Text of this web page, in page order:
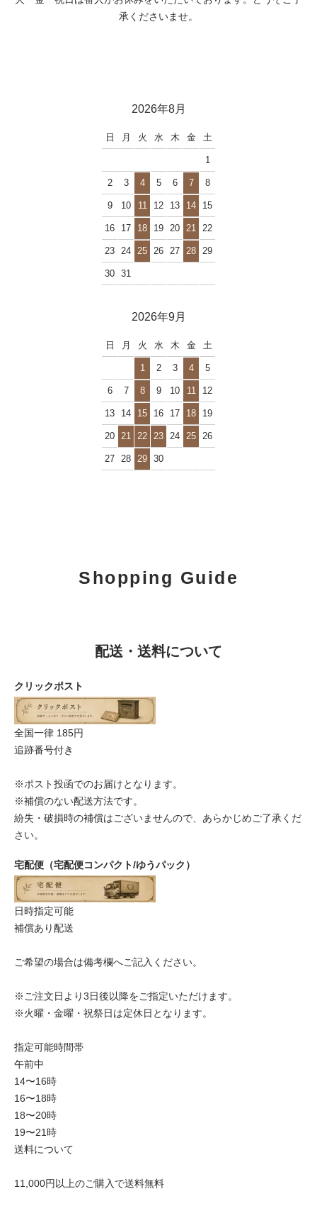
承くださいませ。
2026年8月
日 月 火 水 木 金 土
1
2 3 4 5 6 7 8
9 10 11 12 13 14 15
16 17 18 19 20 21 22
23 24 25 26 27 28 29
30 31
2026年9月
日 月 火 水 木 金 土
1 2 3 4 5
6 7 8 9 10 11 12
13 14 15 16 17 18 19
20 21 22 23 24 25 26
27 28 29 30
Shopping Guide
配送・送料について
クリックポスト
全国一律 185円
追跡番号付き
※ポスト投函でのお届けとなります。
※補償のない配送方法です。
紛失・破損時の補償はございませんので、あらかじめご了承くだ
さい。
宅配便（宅配便コンパクト/ゆうパック）
日時指定可能
補償あり配送
ご希望の場合は備考欄へご記入ください。
※ご注文日より3日後以降をご指定いただけます。
※火曜・金曜・祝祭日は定休日となります。
指定可能時間帯
午前中
14〜16時
16〜18時
18〜20時
19〜21時
送料について
11,000円以上のご購入で送料無料